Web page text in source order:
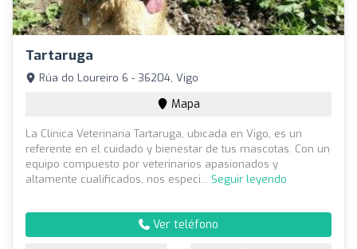
Tartaruga
Rúa do Loureiro 6 - 36204, Vigo
Mapa
La Clínica Veterinaria Tartaruga, ubicada en Vigo, es un
referente en el cuidado y bienestar de tus mascotas. Con un
equipo compuesto por veterinarios apasionados y
altamente cualificados, nos especi... Seguir leyendo
Ver teléfono